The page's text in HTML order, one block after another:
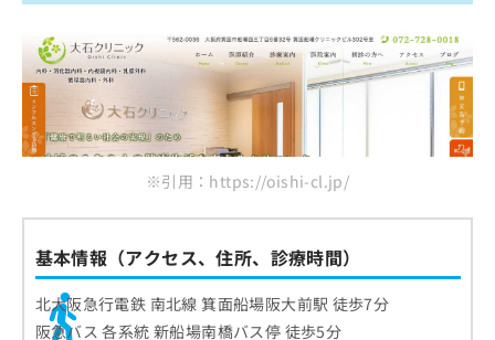
※引用：https://oishi-cl.jp/
基本情報（アクセス、住所、診療時間）
北大阪急行電鉄 南北線 箕面船場阪大前駅 徒歩7分
阪急バス 各系統 新船場南橋バス停 徒歩5分